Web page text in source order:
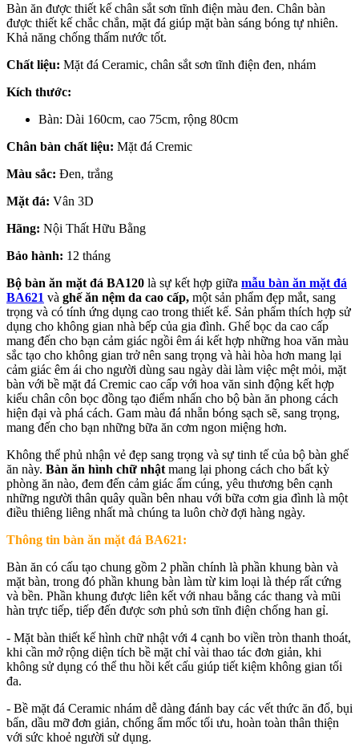
Bàn ăn được thiết kế chân sắt sơn tĩnh điện màu đen. Chân bàn
được thiết kế chắc chắn, mặt đá giúp mặt bàn sáng bóng tự nhiên.
Khả năng chống thấm nước tốt.
Chất liệu: Mặt đá Ceramic, chân sắt sơn tĩnh điện đen, nhám
Kích thước:
Bàn: Dài 160cm, cao 75cm, rộng 80cm
Chân bàn chất liệu: Mặt đá Cremic
Màu sắc: Đen, trắng
Mặt đá: Vân 3D
Hãng: Nội Thất Hữu Bằng
Bảo hành: 12 tháng
Bộ bàn ăn mặt đá BA120 là sự kết hợp giữa mẫu bàn ăn mặt đá
BA621 và ghế ăn nệm da cao cấp, một sản phẩm đẹp mắt, sang
trọng và có tính ứng dụng cao trong thiết kế. Sản phẩm thích hợp sử
dụng cho không gian nhà bếp của gia đình. Ghế bọc da cao cấp
mang đến cho bạn cảm giác ngồi êm ái kết hợp những hoa văn màu
sắc tạo cho không gian trở nên sang trọng và hài hòa hơn mang lại
cảm giác êm ái cho người dùng sau ngày dài làm việc mệt mỏi, mặt
bàn với bề mặt đá Cremic cao cấp với hoa văn sinh động kết hợp
kiểu chân côn bọc đồng tạo điểm nhấn cho bộ bàn ăn phong cách
hiện đại và phá cách. Gam màu đá nhẵn bóng sạch sẽ, sang trọng,
mang đến cho bạn những bữa ăn cơm ngon miệng hơn.
Không thể phủ nhận vẻ đẹp sang trọng và sự tinh tế của bộ bàn ghế
ăn này. Bàn ăn hình chữ nhật mang lại phong cách cho bất kỳ
phòng ăn nào, đem đến cảm giác ấm cúng, yêu thương bên cạnh
những người thân quây quần bên nhau với bữa cơm gia đình là một
điều thiêng liêng nhất mà chúng ta luôn chờ đợi hàng ngày.
Thông tin bàn ăn mặt đá BA621:
Bàn ăn có cấu tạo chung gồm 2 phần chính là phần khung bàn và
mặt bàn, trong đó phần khung bàn làm từ kim loại là thép rất cứng
và bền. Phần khung được liên kết với nhau bằng các thang và mũi
hàn trực tiếp, tiếp đến được sơn phủ sơn tĩnh điện chống han gỉ.
- Mặt bàn thiết kế hình chữ nhật với 4 cạnh bo viền tròn thanh thoát,
khi cần mở rộng diện tích bề mặt chỉ vài thao tác đơn giản, khi
không sử dụng có thể thu hồi kết cấu giúp tiết kiệm không gian tối
đa.
- Bề mặt đá Ceramic nhám dễ dàng đánh bay các vết thức ăn đổ, bụi
bẩn, dầu mỡ đơn giản, chống ẩm mốc tối ưu, hoàn toàn thân thiện
với sức khoẻ người sử dụng.